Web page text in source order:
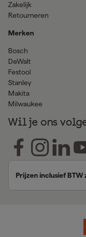
Zakelijk
Retourneren
Merken
Bosch
DeWalt
Festool
Stanley
Makita
Milwaukee
Wil je ons
Prijzen inclusief BTW